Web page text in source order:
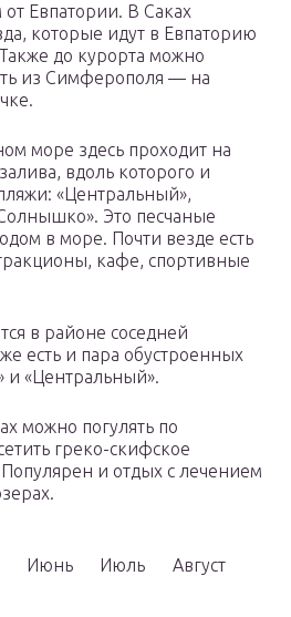
от Евпатории. В Саках
которые идут в Евпаторию
до курорта можно
из Симферополя — на
море здесь проходит на
вдоль которого и
«Центральный»,
Это песчаные
в море. Почти везде есть
кафе, спортивные
в районе соседней
есть и пара обустроенных
«Центральный».
можно погулять по
греко-скифское
и отдых с лечением
Июнь Июль Август